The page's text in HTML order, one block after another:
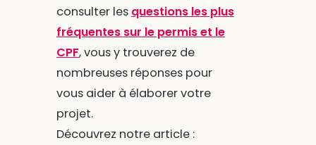
consulter les questions les plus
fréquentes sur le permis et le
CPF, vous y trouverez de
nombreuses réponses pour
vous aider à élaborer votre
projet.
Découvrez notre article :